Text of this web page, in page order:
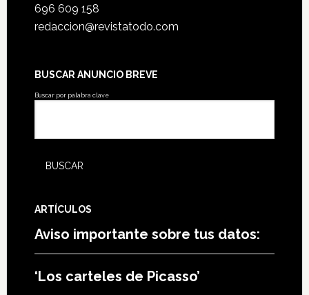
696 609 158
redaccion@revistatodo.com
BUSCAR ANUNCIO BREVE
Buscar por palabra clave
ARTÍCULOS
Aviso importante sobre tus datos:
‘Los carteles de Picasso’